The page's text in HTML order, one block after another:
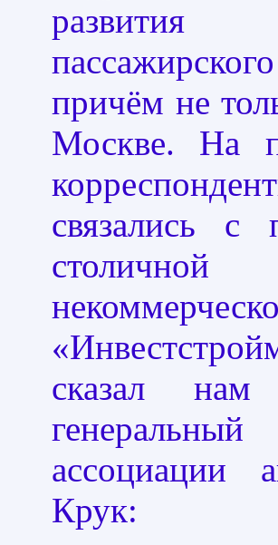
развития
причём не
Москве. На
связались с
сказал
ассоциации
Крук: